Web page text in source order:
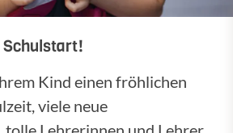
Kind einen fröhlichen
viele neue